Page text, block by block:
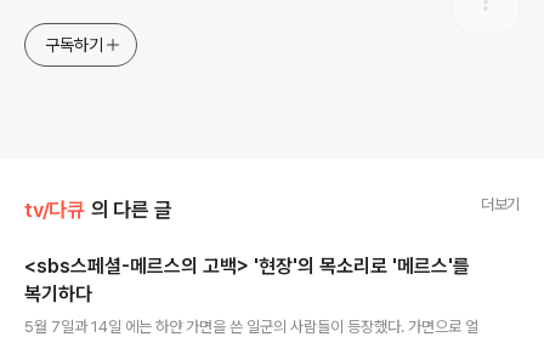
구독하기
tv/다큐 의 다른 글 더보기
<sbs스페셜-메르스의 고백> '현장'의 목소리로 '메르스'를
복기하다
5월 7일과 14일 에는 하얀 가면을 쓴 일군의 사람들이 등장했다. 가면으로 얼